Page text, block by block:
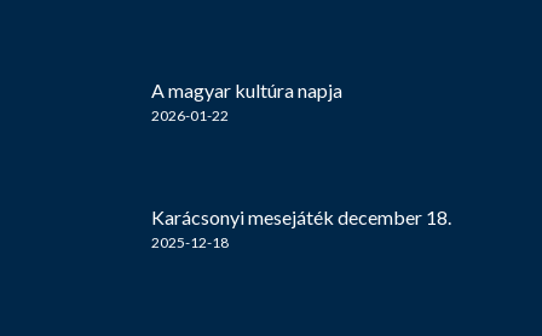
A magyar kultúra napja
2026-01-22
Karácsonyi mesejáték december 18.
2025-12-18